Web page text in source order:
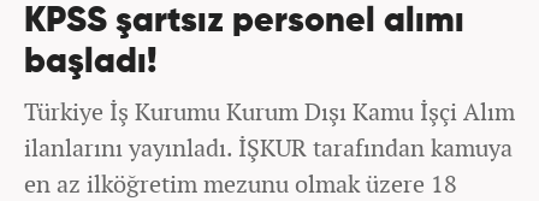
KPSS şartsız personel alımı
başladı!
Türkiye İş Kurumu Kurum Dışı Kamu İşçi Alım
ilanlarını yayınladı. İŞKUR tarafından kamuya
en az ilköğretim mezunu olmak üzere 18